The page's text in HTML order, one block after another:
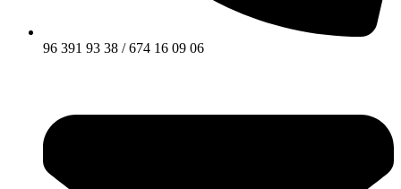
96 391 93 38 / 674 16 09 06